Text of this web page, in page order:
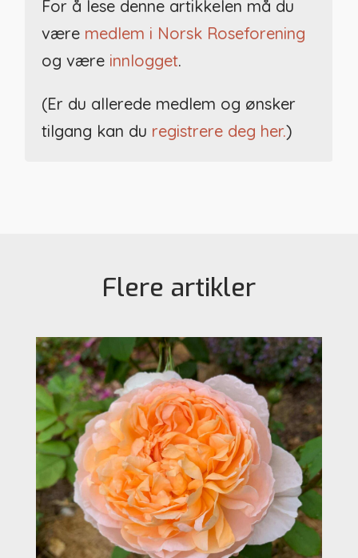
For å lese denne artikkelen må du
være medlem i Norsk Roseforening
og være innlogget.
(Er du allerede medlem og ønsker
tilgang kan du registrere deg her.)
Flere artikler